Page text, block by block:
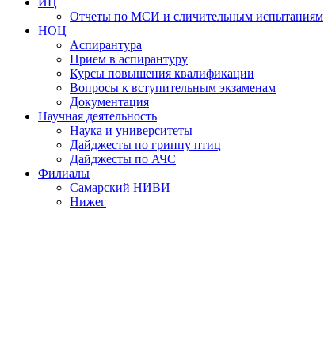
Отчеты по МСИ и сличительным испытаниям
НОЦ
Аспирантура
Прием в аспирантуру
Курсы повышения квалификации
Вопросы к вступительным экзаменам
Документация
Научная деятельность
Наука и университеты
Дайджесты по гриппу птиц
Дайджесты по АЧС
Филиалы
Самарский НИВИ
Нижег